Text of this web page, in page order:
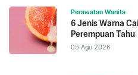
Perawatan Wanita
6 Jenis Warna
Perempuan Tahu
05 Agu 2026